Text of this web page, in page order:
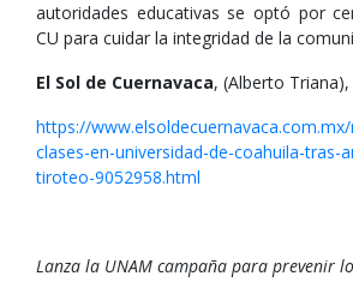
autoridades educativas se optó por
CU para cuidar la integridad de la
El Sol de Cuernavaca, (Alberto Triana),
https://
clases-en-universidad-de-coahuila-tras-
tiroteo-9052958.html
Lanza la UNAM campaña para prevenir